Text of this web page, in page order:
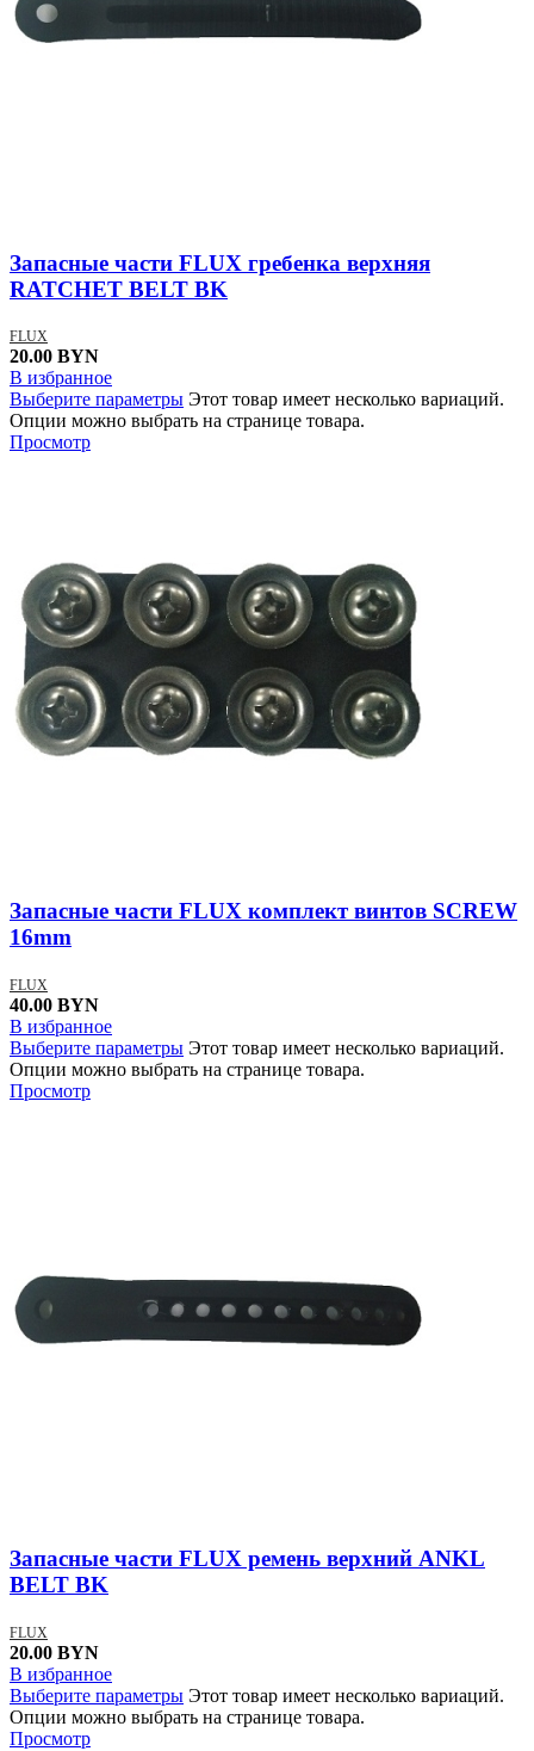
Запасные части FLUX гребенка верхняя
RATCHET BELT BK
FLUX
20.00 BYN
В избранное
Выберите параметры Этот товар имеет несколько вариаций.
Опции можно выбрать на странице товара.
Просмотр
Запасные части FLUX комплект винтов SCREW
16mm
FLUX
40.00 BYN
В избранное
Выберите параметры Этот товар имеет несколько вариаций.
Опции можно выбрать на странице товара.
Просмотр
Запасные части FLUX ремень верхний ANKL
BELT BK
FLUX
20.00 BYN
В избранное
Выберите параметры Этот товар имеет несколько вариаций.
Опции можно выбрать на странице товара.
Просмотр